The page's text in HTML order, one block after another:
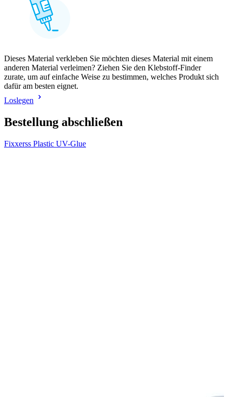
Dieses Material verkleben Sie möchten dieses Material mit einem
anderen Material verleimen? Ziehen Sie den Klebstoff-Finder
zurate, um auf einfache Weise zu bestimmen, welches Produkt sich
dafür am besten eignet.
Loslegen
Bestellung abschließen
Fixxerss Plastic UV-Glue